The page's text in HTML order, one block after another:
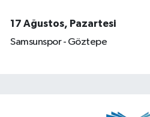
17 Ağustos, Pazartesi
Samsunspor - Göztepe